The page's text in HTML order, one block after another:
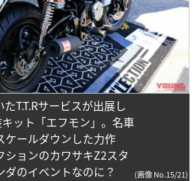
T.T.Rサービスが出展し
ット「エフモン」。名車
ケールダウンした力作
ョンのカワサキZ2スタ
のイベントなのに？
(画像 No.15/21)